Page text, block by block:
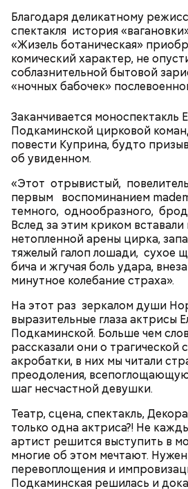
Благодаря деликатному
спектакля история
«Жизель ботаническая»
комический характер, не
соблазнительной бытовой
«ночных бабочек»
Заканчивается моноспектакль
Подкаминской цирковой
повести Куприна, будто
об увиденном.
«Этот отрывистый,
первым воспоминанием
темного, однообразного,
Вслед за этим криком
нетопленной арены цирка,
тяжелый галоп лошади, сухое
бича и жгучая боль удара,
минутное колебание страха».
На этот раз зеркалом души
выразительные глаза актрисы
Подкаминской. Больше чем
рассказали они о
акробатки, в них мы читали
преодоления,
шаг несчастной девушки.
Театр, сцена, спектакль,
только одна актриса?! Не
артист решится выступить в
многие об этом мечтают.
перевоплощения и
Подкаминская решилась и
В этой удивительно красивой
сказке Рона Ховарда Килмер
мошенника, но при этом
воина Мадмартигана, который
герою доставить чудесную
родителям. Снятый задолго до
и совершенных компьютерных
сегодня «Уиллоу» все так же
поражает воображение.
году главной «приманкой» для
фэнтезийный сюжет, а именно
незадолго до этого
фильме «Лучший стрелок». На
познакомился со своей
Уэйли.
Джек Эндрюс, «Убей
Me Again, 1989)
Фото: «Убей меня снова» (Kill Me Again,
Cosmic Girl (из альбома
Moving", 1996)
Deeper Underground (из
1999)